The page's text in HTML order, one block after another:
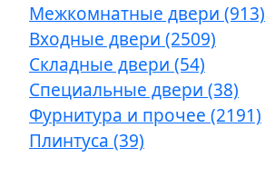
Межкомнатные двери (913)
Входные двери (2509)
Складные двери (54)
Специальные двери (38)
Фурнитура и прочее (2191)
Плинтуса (39)